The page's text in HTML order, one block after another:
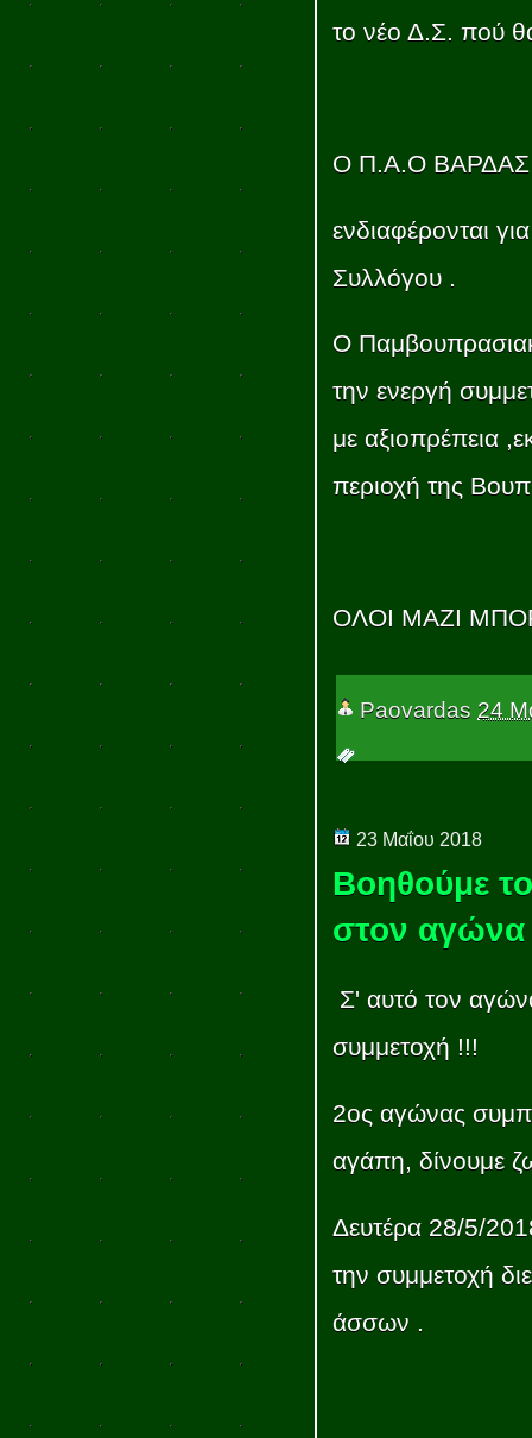
το νέο Δ.Σ. πού
Ο Π.Α.Ο ΒΑΡΔΑΣ
ενδιαφέρονται
Συλλόγου .
Ο
την ενεργή
με αξιοπρέπεια
περιοχή της
ΟΛΟΙ ΜΑΖΙ
Paovardas 24
23 Μαΐου 2018
Βοηθούμε
στον αγώνα
Σ' αυτό τον
συμμετοχή !!!
2ος αγώνας
αγάπη, δίνουμε
Δευτέρα 28/5/
την συμμετοχή
άσσων .